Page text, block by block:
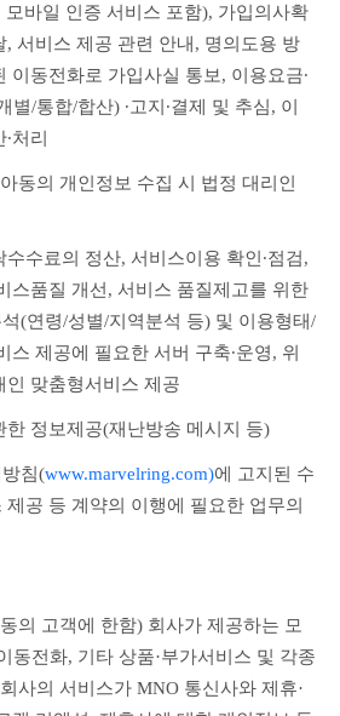
모바일 인증 서비스 포함), 가입의사확
, 서비스 제공 관련 안내, 명의도용 방
이동전화로 가입사실 통보, 이용요금∙
별/통합/합산) ∙고지∙결제 및 추심, 이
처리
동의 개인정보 수집 시 법정 대리인
수료의 정산, 서비스이용 확인∙점검,
스품질 개선, 서비스 품질제고를 위한
(연령/성별/지역분석 등) 및 이용형태/
스 제공에 필요한 서버 구축∙운영, 위
인 맞춤형서비스 제공
정보제공(재난방송 메시지 등)
침(www.marvelring.com)에 고지된 수
제공 등 계약의 이행에 필요한 업무의
의 고객에 한함) 회사가 제공하는 모
동전화, 기타 상품·부가서비스 및 각종
사의 서비스가 MNO 통신사와 제휴·